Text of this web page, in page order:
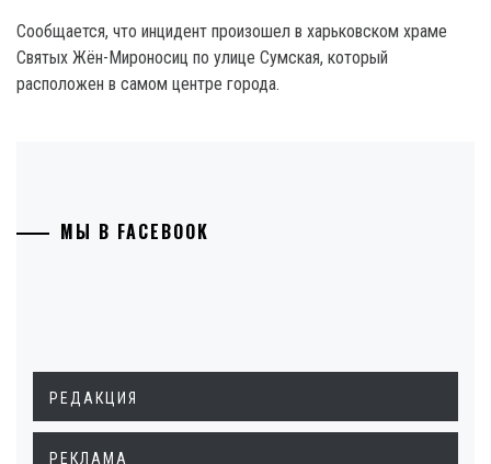
Сообщается, что инцидент произошел в харьковском храме
Святых Жён-Мироносиц по улице Сумская, который
расположен в самом центре города.
МЫ В FACEBOOK
РЕДАКЦИЯ
РЕКЛАМА